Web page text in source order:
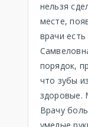
нельзя
месте,
врачи
порядок,
что зубы
здоровые.
Врачу